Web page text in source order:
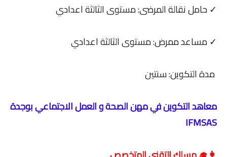
✓ حامل نقالة المرضى: مستوى الثالثة اعدادي
✓ مساعد ممرض: مستوى الثالثة اعدادي
مدة التكوين: سنتين
معاهد التكوين في مهن الصحة و العمل الاجتماعي بوجدة
IFMSAS